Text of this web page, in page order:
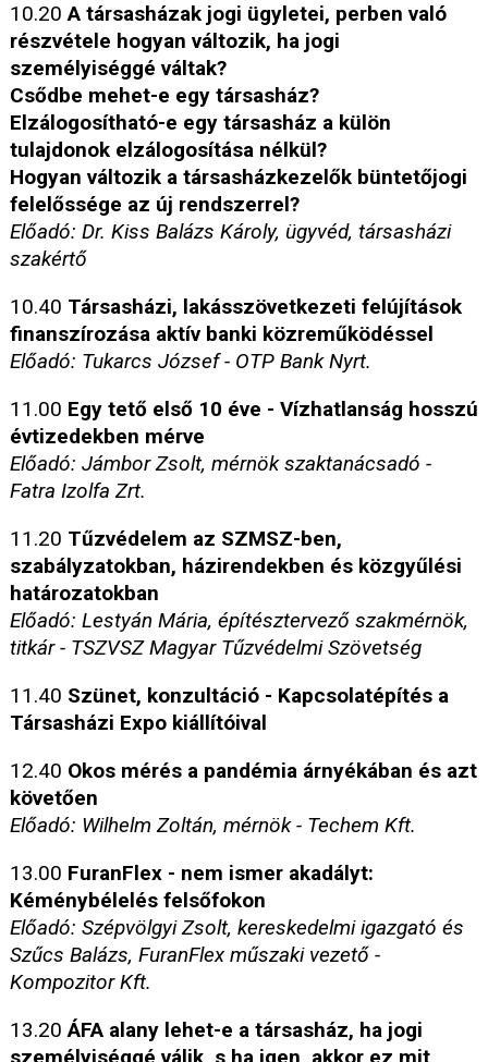
10.20A társasházak jogi ügyletei, perben való
részvétele hogyan változik, ha jogi
személyiséggé váltak?
Csődbe mehet-e egy társasház?
Elzálogosítható-e egy társasház a külön
tulajdonok elzálogosítása nélkül?
Hogyan változik a társasházkezelők büntetőjogi
felelőssége az új rendszerrel?
Előadó: Dr. Kiss Balázs Károly, ügyvéd, társasházi
szakértő
10.40 Társasházi, lakásszövetkezeti felújítások
finanszírozása aktív banki közreműködéssel
Előadó: Tukarcs József - OTP Bank Nyrt.
11.00 Egy tető első 10 éve - Vízhatlanság hosszú
évtizedekben mérve
Előadó: Jámbor Zsolt, mérnök szaktanácsadó -
Fatra Izolfa Zrt.
11.20 Tűzvédelem az SZMSZ-ben,
szabályzatokban, házirendekben és közgyűlési
határozatokban
Előadó: Lestyán Mária, építésztervező szakmérnök,
titkár - TSZVSZ Magyar Tűzvédelmi Szövetség
11.40 Szünet, konzultáció - Kapcsolatépítés a
Társasházi Expo kiállítóival
12.40 Okos mérés a pandémia árnyékában és azt
követően
Előadó: Wilhelm Zoltán, mérnök - Techem Kft.
13.00 FuranFlex - nem ismer akadályt:
Kéménybélelés felsőfokon
Előadó: Szépvölgyi Zsolt, kereskedelmi igazgató és
Szűcs Balázs, FuranFlex műszaki vezető -
Kompozitor Kft.
13.20ÁFA alany lehet-e a társasház, ha jogi